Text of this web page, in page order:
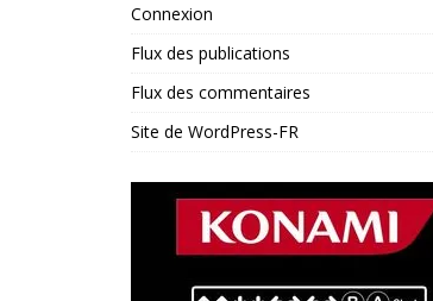
Connexion
Flux des publications
Flux des commentaires
Site de WordPress-FR